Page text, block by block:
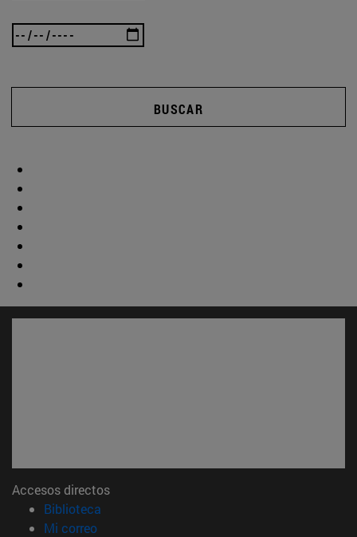
BUSCAR
Accesos directos
Biblioteca
Mi correo(abre en nueva ventana)